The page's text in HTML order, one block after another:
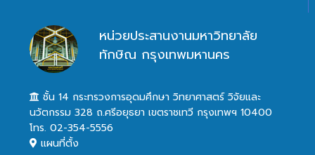
หน่วยประสานงานมหาวิทยาลัย
ทักษิณ กรุงเทพมหานคร
ชั้น 14 กระทรวงการอุดมศึกษา วิทยาศาสตร์ วิจัยและ
นวัตกรรม 328 ถ.ศรีอยุธยา เขตราชเทวี กรุงเทพฯ 10400
โทร. 02-354-5556
แผนที่ตั้ง